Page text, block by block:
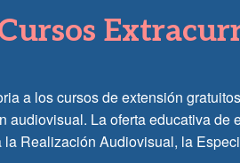
a los cursos de extensión
La oferta educativa de
Realización Audiovisual, la